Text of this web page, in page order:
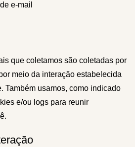
e-mail
que coletamos são coletadas por
meio da interação estabelecida
Também usamos, como indicado
e/ou logs para reunir